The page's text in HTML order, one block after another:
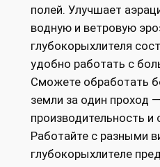
p
r
i
c
e
w
a
s
:
полей. Улучшает
водную и ветровую
глубокорыхлителя
удобно работать с
Сможете обработать
земли за один проход
производительность и
Работайте с разными
глубокорыхлителе